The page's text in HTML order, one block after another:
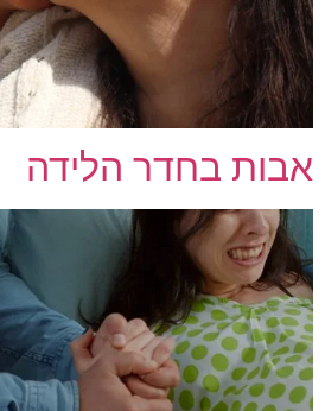
אבות בחדר הלידה